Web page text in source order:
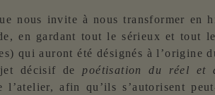
nous invite à nous transformer en
en gardant tout le sérieux et tout
qui auront été désignés à l’origine
décisif de poétisation du réel et
l’atelier, afin qu’ils s’autorisent